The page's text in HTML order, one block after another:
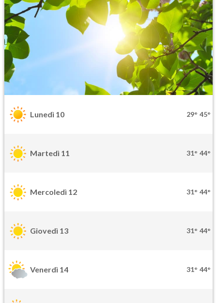
Lunedì 10 29° 45°
Martedì 11 31° 44°
Mercoledì 12 31° 44°
Giovedì 13 31° 44°
Venerdì 14 31° 44°